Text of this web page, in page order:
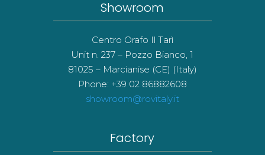
Showroom
Centro Orafo Il Tarì
Unit n. 237 – Pozzo Bianco, 1
81025 – Marcianise (CE) (Italy)
Phone: +39 02 86882608
showroom@rovitaly.it
Factory